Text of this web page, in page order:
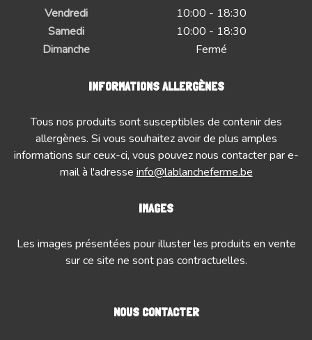
Vendredi
10:00 - 18:30
Samedi
10:00 - 18:30
Dimanche
Fermé
INFORMATIONS ALLERGÈNES
Tous nos produits sont susceptibles de contenir des
allergènes. Si vous souhaitez avoir de plus amples
informations sur ceux-ci, vous pouvez nous contacter par e-
mail à l'adresse info@lablancheferme.be
IMAGES
Les images présentées pour illuster les produits en vente
sur ce site ne sont pas contractuelles.
NOUS CONTACTER